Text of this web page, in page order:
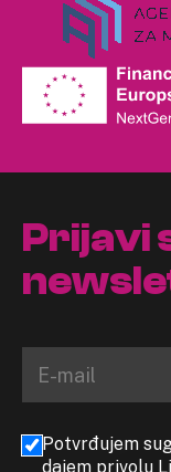
Prijavi
Potvrđujem
dajem privolu